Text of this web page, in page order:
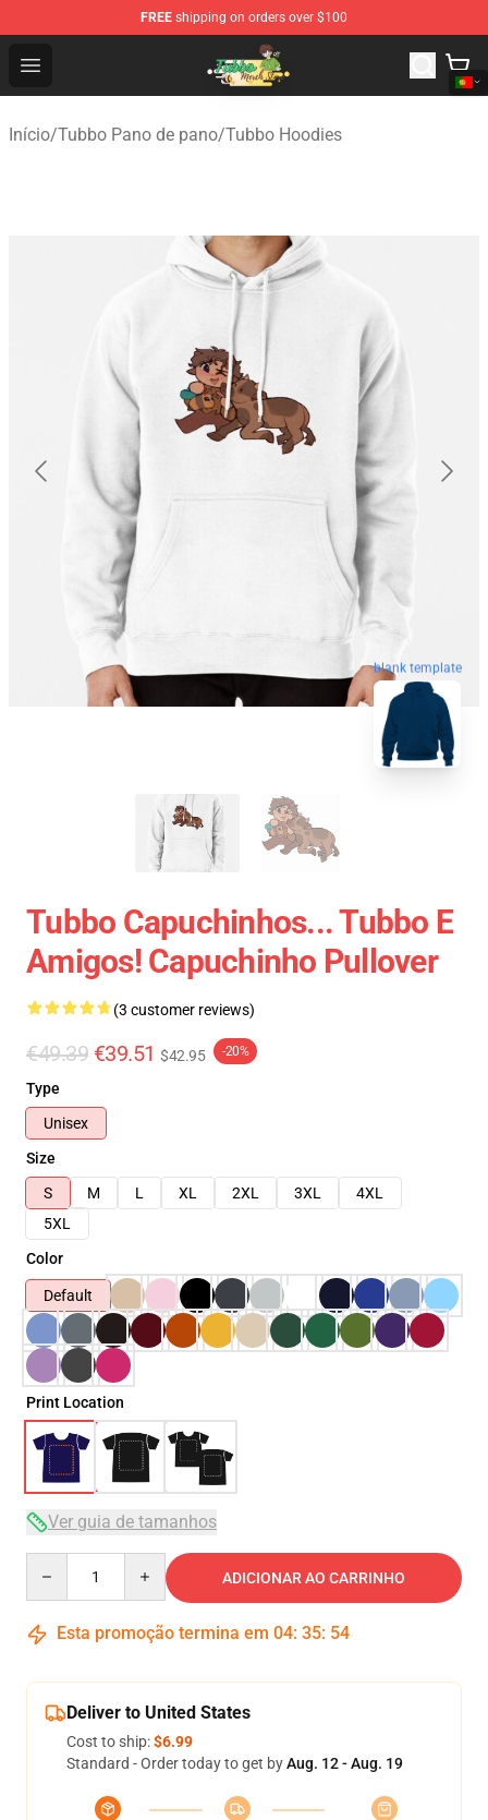
FREE shipping on orders over $100
Open menu
Tubbo Store - Official Tubbo Merchandise Shop
Início/Tubbo Pano de pano/Tubbo Hoodies
blank template
Tubbo Capuchinhos... Tubbo E
Amigos! Capuchinho Pullover
(3 customer reviews)
€49.39 €39.51 $42.95 -20%
Type
Unisex
Size
S
M L XL 2XL 3XL
4XL
5XL
Color
Default
Print Location
Ver guia de tamanhos
ADICIONAR AO CARRINHO
Esta promoção termina em 04: 35: 54
Deliver to United States
Cost to ship:$6.99
Standard - Order today to get byAug. 12 - Aug. 19